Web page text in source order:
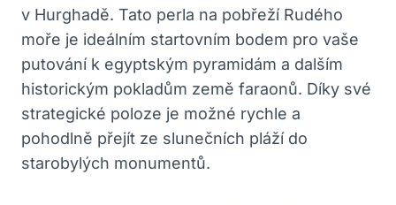
v Hurghadě. Tato perla ‌na pobřeží ‌Rudého
moře ⁢je ideálním startovním ‍bodem pro vaše
putování k egyptským pyramidám a ​dalším⁢
historickým pokladům země ‍faraonů. Díky své
strategické poloze je možné rychle a
⁣pohodlně přejít ze slunečních pláží do⁤
starobylých monumentů.